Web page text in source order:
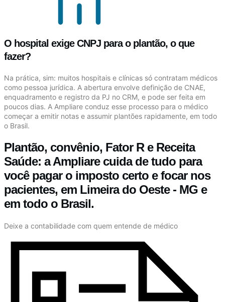
O hospital exige CNPJ para o plantão, o que
fazer?
Na prática, sim: muitos hospitais e clínicas só contratam médicos
como pessoa jurídica. A abertura envolve definição de CNAE,
enquadramento e registro da PJ no CRM, e pode ser feita em
poucos dias. A Ampliare conduz esse processo para o médico
começar a emitir notas e assumir plantões rapidamente, em todo
o Brasil.
Plantão, convênio, Fator R e Receita
Saúde: a Ampliare cuida de tudo para
você pagar o imposto certo e focar nos
pacientes, em Limeira do Oeste - MG e
em todo o Brasil.
Deixe a contabilidade com quem entende de médico